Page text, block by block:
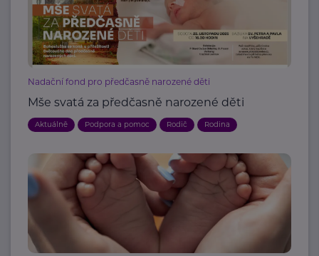
Nadační fond pro předčasně narozené děti
Mše svatá za předčasně narozené děti
Aktuálně Podpora a pomoc Rodič Rodina